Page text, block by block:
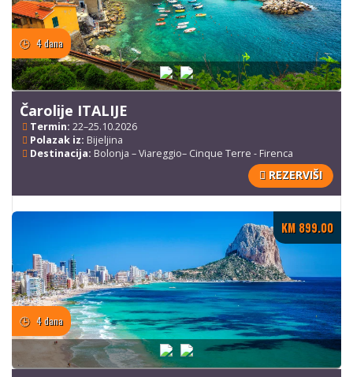
Čarolije ITALIJE
Termin: 22–25.10.2026
Polazak iz: Bijeljina
Destinacija: Bolonja – Viareggio– Cinque Terre - Firenca
4 dana
REZERVIŠI
4 dana
KM 899.00